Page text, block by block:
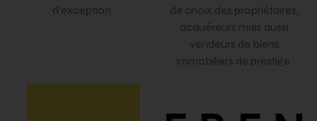
d’exception.
de choix des propriétaires,
acquéreurs mais aussi
vendeurs de biens
immobiliers de prestige.